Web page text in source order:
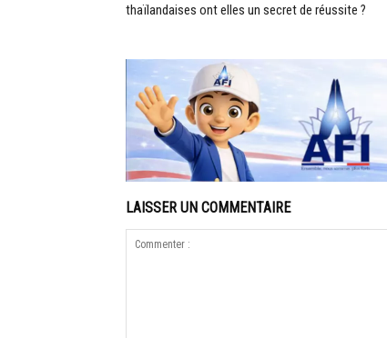
thaïlandaises ont elles un secret de réussite ?
LAISSER UN COMMENTAIRE